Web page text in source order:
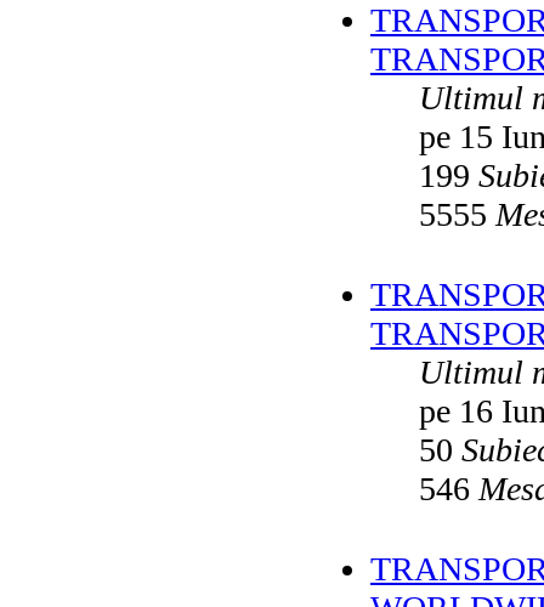
Ultimul
pe 15
199
5555
Ultimul
pe 16
50
546